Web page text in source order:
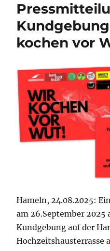
kochen vor
Hameln, 24.08.2025:
am 26.September 2025
Kundgebung auf der
Hochzeitshausterrasse